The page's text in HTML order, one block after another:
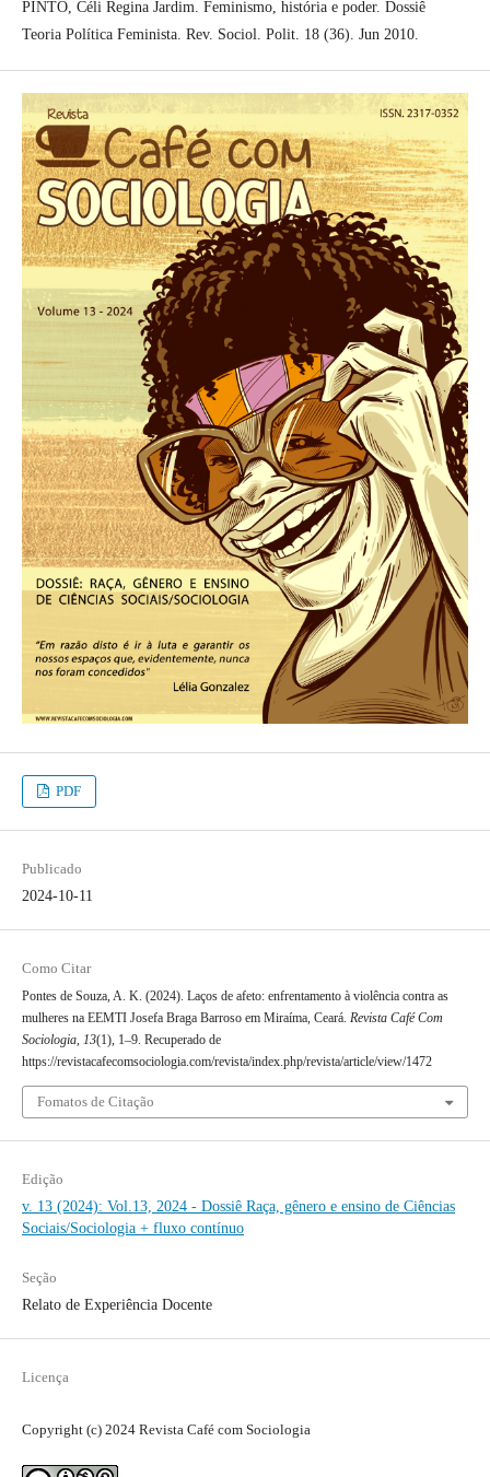
PINTO, Céli Regina Jardim. Feminismo, história e poder. Dossiê
Teoria Política Feminista. Rev. Sociol. Polit. 18 (36). Jun 2010.
PDF
Publicado
2024-10-11
Como Citar
Pontes de Souza, A. K. (2024). Laços de afeto: enfrentamento à violência contra as
mulheres na EEMTI Josefa Braga Barroso em Miraíma, Ceará. Revista Café Com
Sociologia, 13(1), 1–9. Recuperado de
https://revistacafecomsociologia.com/revista/index.php/revista/article/view/1472
Fomatos de Citação
Edição
v. 13 (2024): Vol.13, 2024 - Dossiê Raça, gênero e ensino de Ciências
Sociais/Sociologia + fluxo contínuo
Seção
Relato de Experiência Docente
Licença
Copyright (c) 2024 Revista Café com Sociologia